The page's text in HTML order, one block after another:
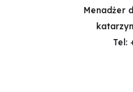
Menadżer
Tel: